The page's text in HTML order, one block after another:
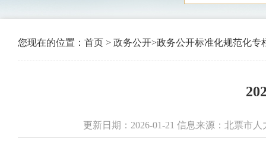
您现在的位置： 首页 > 政务公开>政务公开标准化规范化专
更新日期：2026-01-21 信息来源：北票市